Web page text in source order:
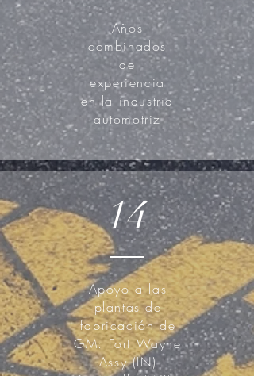
Años
combinados
de
experiencia
en la industria
automotriz
14
Apoyo a las
plantas de
fabricación de
GM: Fort Wayne
Assy (IN)